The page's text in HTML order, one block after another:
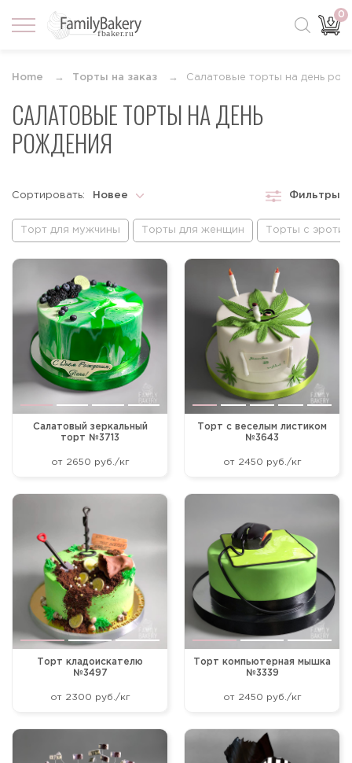
0
Home Торты на заказ Салатовые торты на день
САЛАТОВЫЕ ТОРТЫ НА ДЕНЬ
РОЖДЕНИЯ
Сортировать: Новее
Новее
Старше
По возрастанию цены
По убыванию цены
По популярности
Фильтры
Торт для мужчины Торты для женщин Торты с
Салатовый зеркальный
торт №3713
от 2650 руб./кг
Торт с веселым листиком
№3643
от 2450 руб./кг
Торт кладоискателю
№3497
от 2300 руб./кг
Торт компьютерная мышка
№3339
от 2450 руб./кг